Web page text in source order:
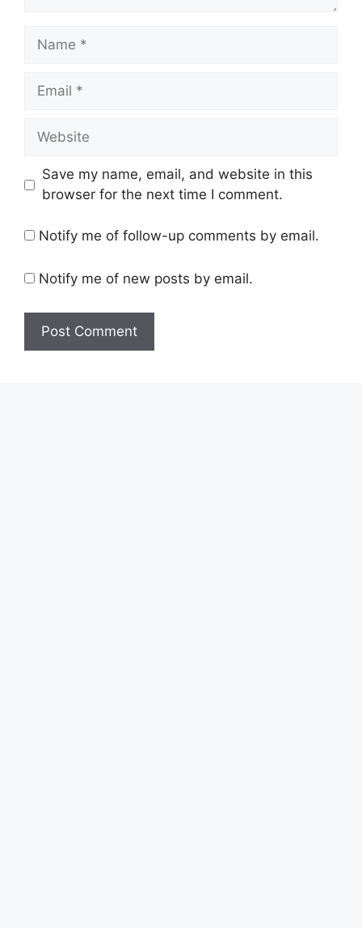
Name
Email
Website
Save my name, email, and website in this
browser for the next time I comment.
Notify me of follow-up comments by email.
Notify me of new posts by email.